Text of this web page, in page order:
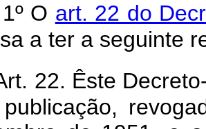
O art. 22 do
a ter a seguinte
22. Êste